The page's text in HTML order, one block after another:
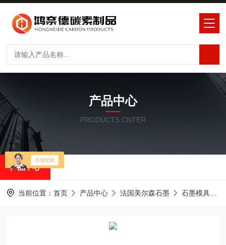
产品中心
PRODUCTS CNTER
产品中心
当前位置： 首页 产品中心 法国美尔森石墨 石墨模具